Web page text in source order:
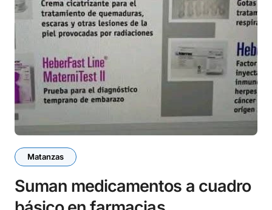
Matanzas
Suman medicamentos a cuadro